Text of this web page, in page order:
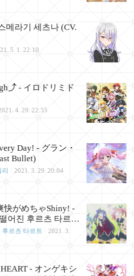
메라기 세츠나 (CV.
5. 1. 22:10
- イロドリミド
4. 29. 22:55
Day! - グラン・
Bullet)
2021. 3. 29. 20:04
快がめちゃShiny! -
어진 후르츠 타르
르츠 타르트
2021. 3.
- オンゲキシ